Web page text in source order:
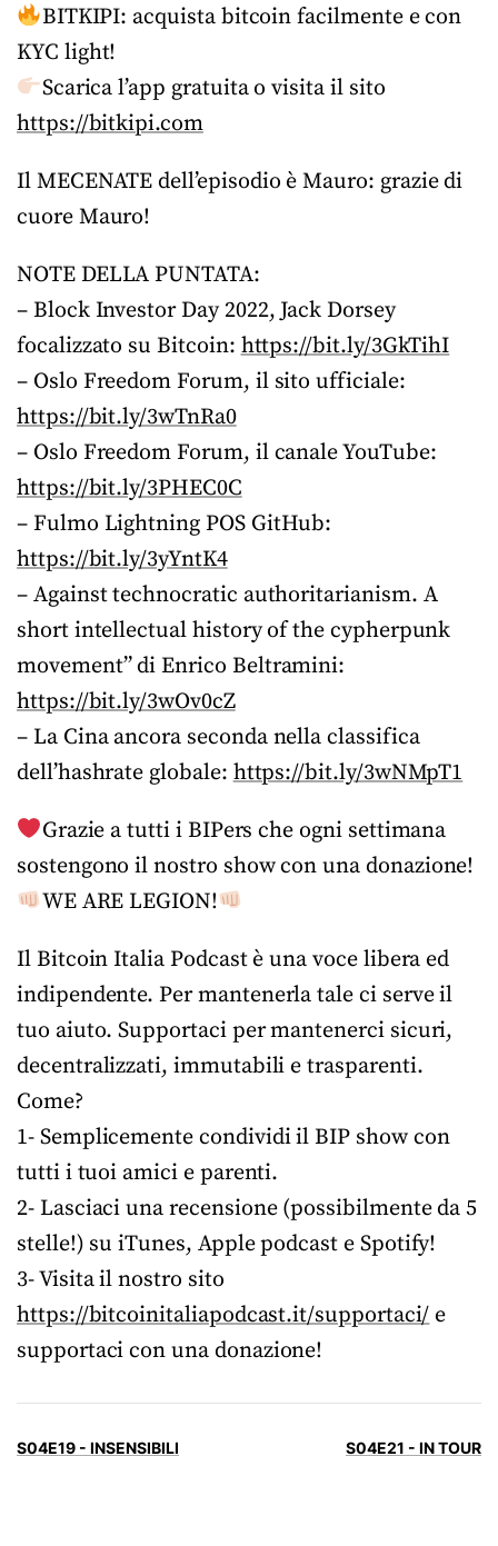
BITKIPI: acquista bitcoin facilmente e con
KYC light!
Scarica l’app gratuita o visita il sito
https://bitkipi.com
Il MECENATE dell’episodio è Mauro: grazie di
cuore Mauro!
NOTE DELLA PUNTATA:
– Block Investor Day 2022, Jack Dorsey
focalizzato su Bitcoin:https://bit.ly/3GkTihI
– Oslo Freedom Forum, il sito ufficiale:
https://bit.ly/3wTnRa0
– Oslo Freedom Forum, il canale YouTube:
https://bit.ly/3PHEC0C
– Fulmo Lightning POS GitHub:
https://bit.ly/3yYntK4
– Against technocratic authoritarianism. A
short intellectual history of the cypherpunk
movement” di Enrico Beltramini:
https://bit.ly/3wOv0cZ
– La Cina ancora seconda nella classifica
dell’hashrate globale:https://bit.ly/3wNMpT1
Grazie a tutti i BIPers che ogni settimana
sostengono il nostro show con una donazione!
WE ARE LEGION!
Il Bitcoin Italia Podcast è una voce libera ed
indipendente. Per mantenerla tale ci serve il
tuo aiuto. Supportaci per mantenerci sicuri,
decentralizzati, immutabili e trasparenti.
Come?
1- Semplicemente condividi il BIP show con
tutti i tuoi amici e parenti.
2- Lasciaci una recensione (possibilmente da 5
stelle!) su iTunes, Apple podcast e Spotify!
3- Visita il nostro sito
https://bitcoinitaliapodcast.it/supportaci/e
supportaci con una donazione!
S04E19 - INSENSIBILI S04E21 - IN TOUR